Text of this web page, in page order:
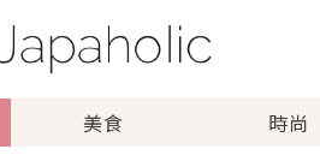
美食 時尚